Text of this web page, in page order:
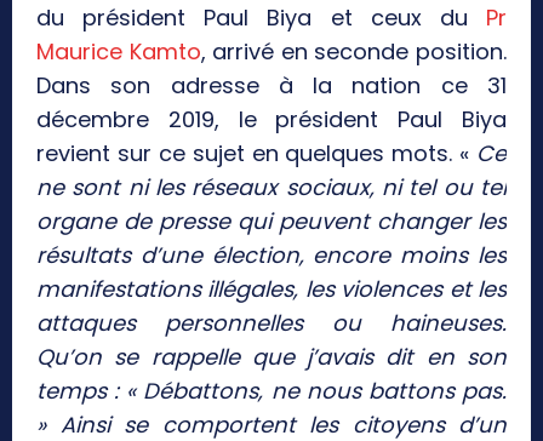
du président Paul Biya et ceux du Pr
Maurice Kamto, arrivé en seconde position.
Dans son adresse à la nation ce 31
décembre 2019, le président Paul Biya
revient sur ce sujet en quelques mots. « Ce
ne sont ni les réseaux sociaux, ni tel ou tel
organe de presse qui peuvent changer les
résultats d’une élection, encore moins les
manifestations illégales, les violences et les
attaques personnelles ou haineuses.
Qu’on se rappelle que j’avais dit en son
temps : « Débattons, ne nous battons pas.
» Ainsi se comportent les citoyens d’un